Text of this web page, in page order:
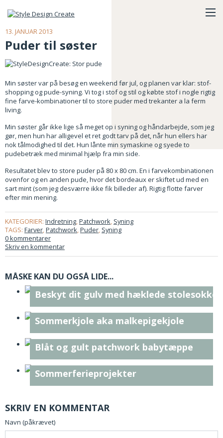
13. JANUAR 2013
Puder til søster
Min søster var på besøg en weekend før jul, og planen var klar: stof-
shopping og pude-syning. Vi tog i stof og stil og købte stof i nogle rigtig
fine farve-kombinationer til to store puder med trekanter a la ferm
living.
Min søster går ikke lige så meget op i syning og håndarbejde, som jeg
gør, men hun har alligevel et ret godt tarv på det, når hun ellers har
nok tålmodighed til det. Hun lånte min symaskine og syede to
pudebetræk med minimal hjælp fra min side.
Resultatet blev to store puder på 80 x 80 cm. En i farvekombinationen
ovenfor og en anden pude, hvor det bordeaux er skiftet ud med en
sart mint (som jeg desværre ikke fik billeder af). Rigtig flotte farver
efter min mening.
KATEGORIER: Indretning,Patchwork, Syning
TAGS: Farver,Patchwork,Puder, Syning
0 kommentarer
Skriv en kommentar
MÅSKE KAN DU OGSÅ LIDE...
Beskyt dit gulv med hæklede stolesokker
Sommerkjole aka malkepigekjole
Blåt og gult patchwork babytæppe
Sommerferieprojekter
SKRIV EN KOMMENTAR
Navn (påkrævet)